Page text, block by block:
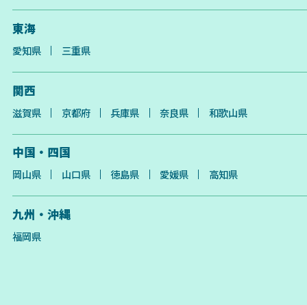
東海
愛知県 三重県
関西
滋賀県 京都府 兵庫県 奈良県 和歌山県
中国・四国
岡山県 山口県 徳島県 愛媛県 高知県
九州・沖縄
福岡県